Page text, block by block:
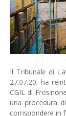
Il Tribunale di
27.07.20, ha
CGIL di
una procedura
corrispondere in